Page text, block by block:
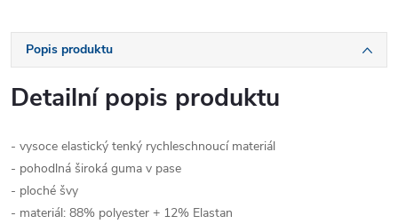
Popis produktu
Detailní popis produktu
- vysoce elastický tenký rychleschnoucí materiál
- pohodlná široká guma v pase
- ploché švy
- materiál: 88% polyester + 12% Elastan